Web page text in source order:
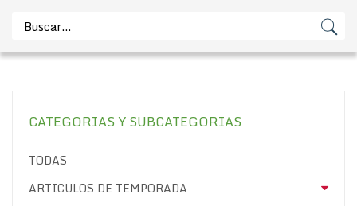
CATEGORIAS Y SUBCATEGORIAS
TODAS
ARTICULOS DE TEMPORADA